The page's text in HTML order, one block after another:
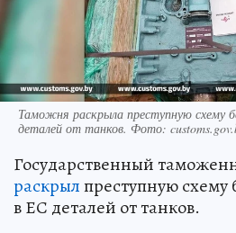
Таможня раскрыла преступную схему
деталей от танков. Фото:
Государственный
раскрылпреступную схему
в ЕС деталей от танков.